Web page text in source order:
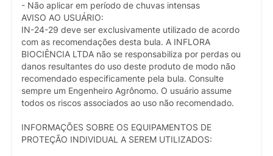
- Não aplicar em período de chuvas intensas
AVISO AO USUÁRIO:
IN-24-29 deve ser exclusivamente utilizado de acordo
com as recomendações desta bula. A INFLORA
BIOCIÊNCIA LTDA não se responsabiliza por perdas ou
danos resultantes do uso deste produto de modo não
recomendado especificamente pela bula. Consulte
sempre um Engenheiro Agrônomo. O usuário assume
todos os riscos associados ao uso não recomendado.
INFORMAÇÕES SOBRE OS EQUIPAMENTOS DE
PROTEÇÃO INDIVIDUAL A SEREM UTILIZADOS: